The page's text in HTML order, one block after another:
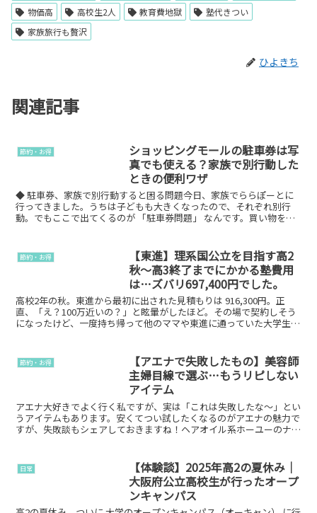
物価高
高校生2人 教育費地獄
塾代きつい
家族旅行も贅沢
ひよきち
関連記事
節約・お得
ショッピングモールの駐車券は写
真でも使える？家族で別行動した
ときの便利ワザ
◆ 駐車券、家族で別行動すると困る問題今日、家族でららぽーとに
行ってきました。うちは子どもも大きくなったので、それぞれ別行
動。でもここで出てくるのが 「駐車券問題」 なんです。買い物をす
節約・お得
【東進】理系国公立を目指す高2
秋〜高3終了までにかかる塾費用
は…ズバリ697,400円でした。
高校2年の秋。東進から最初に出された見積もりは 916,300円。正
直、「え？100万近いの？」と眩暈がしたほど。その場で契約しそう
になったけど、一度持ち帰って他のママや東進に通っていた大学生に
節約・お得
【アエナで失敗したもの】美容師
主婦目線で選ぶ…もうリピしない
アイテム
アエナ大好きでよく行く私ですが、実は「これは失敗したな〜」とい
うアイテムもあります。安くてつい試したくなるのがアエナの魅力で
すが、失敗談もシェアしておきますね！ヘアオイル系ホーユーのナイ
日常
【体験談】2025年高2の夏休み｜
大阪府公立高校生が行ったオープ
ンキャンパス